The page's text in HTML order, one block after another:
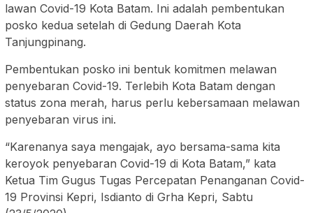
lawan Covid-19 Kota Batam. Ini adalah pembentukan
posko kedua setelah di Gedung Daerah Kota
Tanjungpinang.
Pembentukan posko ini bentuk komitmen melawan
penyebaran Covid-19. Terlebih Kota Batam dengan
status zona merah, harus perlu kebersamaan melawan
penyebaran virus ini.
“Karenanya saya mengajak, ayo bersama-sama kita
keroyok penyebaran Covid-19 di Kota Batam,” kata
Ketua Tim Gugus Tugas Percepatan Penanganan Covid-
19 Provinsi Kepri, Isdianto di Grha Kepri, Sabtu